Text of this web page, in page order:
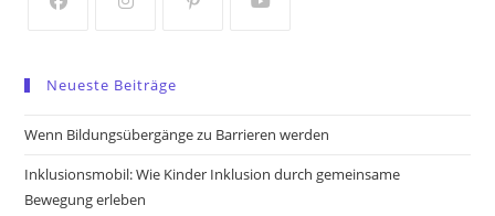
tab
tab
a
new
new
a
new
new
Neueste Beiträge
Wenn Bildungsübergänge zu Barrieren werden
Inklusionsmobil: Wie Kinder Inklusion durch gemeinsame
Bewegung erleben